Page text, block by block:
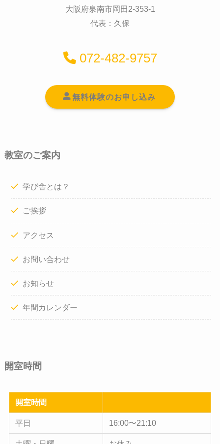
大阪府泉南市岡田2-353-1
代表：久保
072-482-9757
無料体験のお申し込み
教室のご案内
学び舎とは？
ご挨拶
アクセス
お問い合わせ
お知らせ
年間カレンダー
開室時間
開室時間
平日 16:00〜21:10